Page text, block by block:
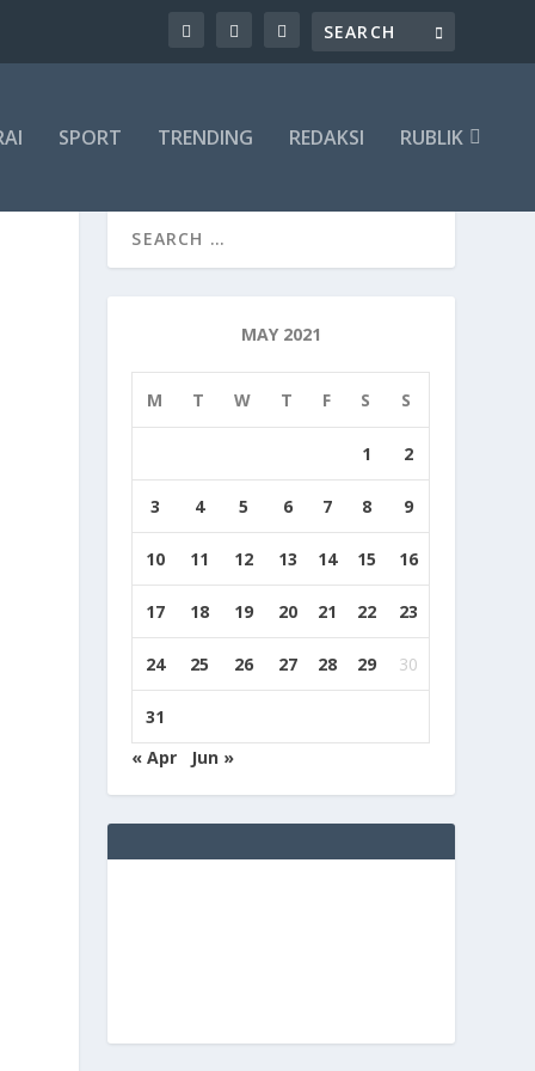
SPORT TRENDING REDAKSI RUBLIK
MAY 2021
M T W T F S S
1 2
3 4 5 6 7 8 9
10 11 12 13 14 15 16
17 18 19 20 21 22 23
24 25 26 27 28 29 30
31
« Apr
Jun »